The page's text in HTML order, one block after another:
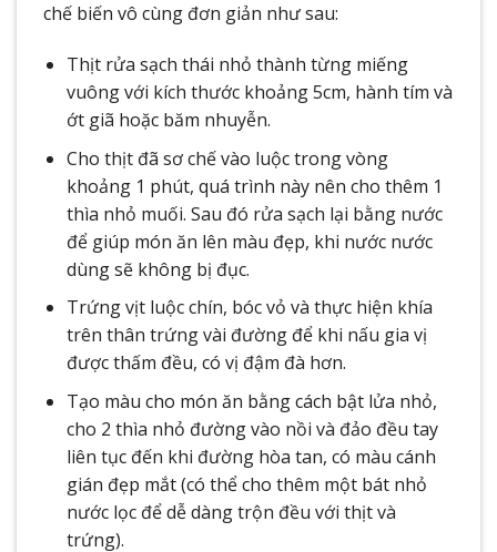
chế biến vô cùng đơn giản như sau:
Thịt rửa sạch thái nhỏ thành từng miếng
vuông với kích thước khoảng 5cm, hành tím và
ớt giã hoặc băm nhuyễn.
Cho thịt đã sơ chế vào luộc trong vòng
khoảng 1 phút, quá trình này nên cho thêm 1
thìa nhỏ muối. Sau đó rửa sạch lại bằng nước
để giúp món ăn lên màu đẹp, khi nước nước
dùng sẽ không bị đục.
Trứng vịt luộc chín, bóc vỏ và thực hiện khía
trên thân trứng vài đường để khi nấu gia vị
được thấm đều, có vị đậm đà hơn.
Tạo màu cho món ăn bằng cách bật lửa nhỏ,
cho 2 thìa nhỏ đường vào nồi và đảo đều tay
liên tục đến khi đường hòa tan, có màu cánh
gián đẹp mắt (có thể cho thêm một bát nhỏ
nước lọc để dễ dàng trộn đều với thịt và
trứng).